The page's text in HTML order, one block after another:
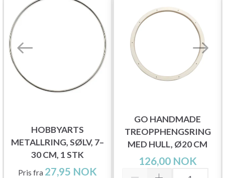
HOBBYARTS
METALLRING, SØLV, 7–
30 CM, 1 STK
Pris fra 27,95 NOK
GO HANDMADE
TREOPPHENGSRING
MED HULL, Ø20 CM
126,00 NOK